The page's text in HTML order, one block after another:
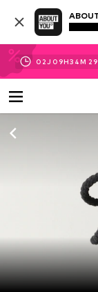
02J 09H34M 28